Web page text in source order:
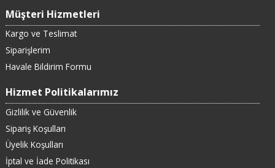
Müşteri Hizmetleri
Kargo ve Teslimat
Siparişlerim
Havale Bildirim Formu
Hizmet Politikalarımız
Gizlilik ve Güvenlik
Sipariş Koşulları
Üyelik Koşulları
İptal ve İade Politikası